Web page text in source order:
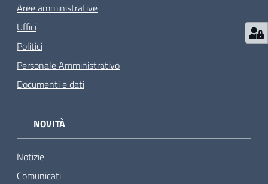
Aree amministrative
Uffici
Politici
Personale Amministrativo
Documenti e dati
NOVITÀ
Notizie
Comunicati